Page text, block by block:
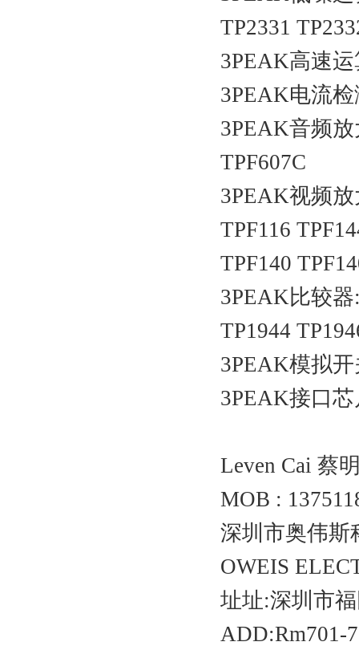
TP2331
3PEAK高速运
3PEAK电流
3PEAK音频放
TPF607C
3PEAK视频放
TPF116
TPF140
3PEAK比较器
TP1944
3PEAK模拟开
3PEAK接口芯
Leven Cai 蔡
MOB :
深圳市奥伟斯
OWEIS
址址:深圳市
ADD:Rm701-